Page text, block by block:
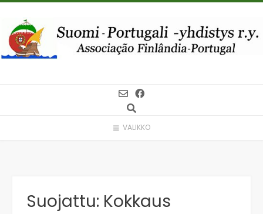
Skip
content
VALIKKO
Suojattu: Kokkaus